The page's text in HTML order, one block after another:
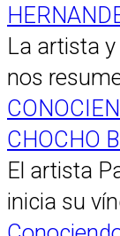
La artista
nos
CHOCHO
El artista
inicia su